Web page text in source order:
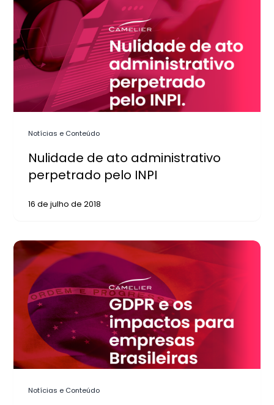
Notícias e Conteúdo
Nulidade de ato administrativo
perpetrado pelo INPI
16 de julho de 2018
Notícias e Conteúdo